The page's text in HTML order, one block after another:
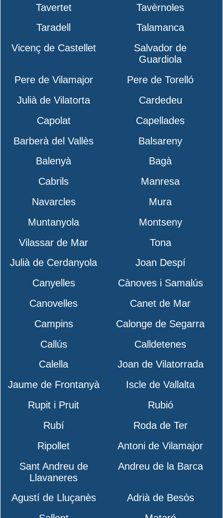
Tavertet
Tavèrnoles
Taradell
Talamanca
Vicenç de Castellet
Salvador de
Guardiola
Pere de Vilamajor
Pere de Torelló
Julià de Vilatorta
Cardedeu
Capolat
Capellades
Barberà del Vallès
Balsareny
Balenyà
Bagà
Cabrils
Manresa
Navarcles
Mura
Muntanyola
Montseny
Vilassar de Mar
Tona
Julià de Cerdanyola
Joan Despí
Canyelles
Cànoves i Samalús
Canovelles
Canet de Mar
Campins
Calonge de Segarra
Callús
Calldetenes
Calella
Joan de Vilatorrada
Jaume de Frontanyà
Iscle de Vallalta
Rupit i Pruit
Rubió
Rubí
Roda de Ter
Ripollet
Antoni de Vilamajor
Sant Andreu de
Llavaneres
Andreu de la Barca
Agustí de Lluçanès
Adrià de Besòs